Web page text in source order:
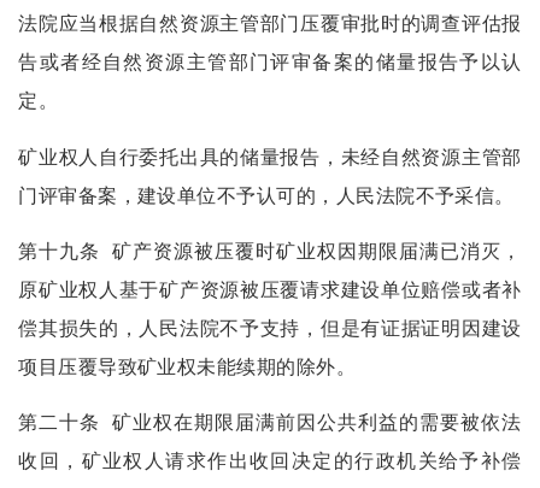
法院应当根据自然资源主管部门压覆审批时的调查评估报
告或者经自然资源主管部门评审备案的储量报告予以认
定。
矿业权人自行委托出具的储量报告，未经自然资源主管部
门评审备案，建设单位不予认可的，人民法院不予采信。
第十九条
矿产资源被压覆时矿业权因期限届满已消灭，
原矿业权人基于矿产资源被压覆请求建设单位赔偿或者补
偿其损失的，人民法院不予支持，但是有证据证明因建设
项目压覆导致矿业权未能续期的除外。
第二十条
矿业权在期限届满前因公共利益的需要被依法
收回，矿业权人请求作出收回决定的行政机关给予补偿